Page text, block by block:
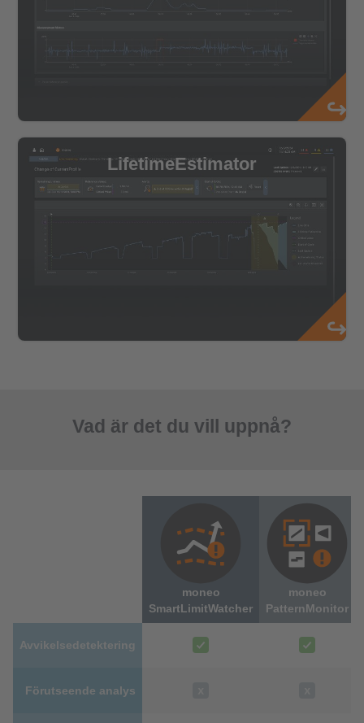
Vad är det du vill uppnå?
moneo
SmartLimitWatcher
moneo
PatternMonitor
Avvikelsedetektering
Förutseende analys